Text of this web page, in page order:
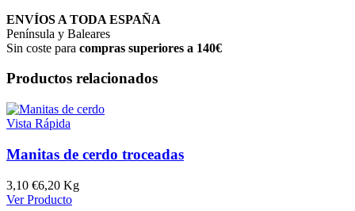
ENVÍOS A TODA ESPAÑA
Península y Baleares
Sin coste para compras superiores a 140€
Productos relacionados
Vista Rápida
Manitas de cerdo troceadas
3,10 €6,20 Kg
Ver Producto